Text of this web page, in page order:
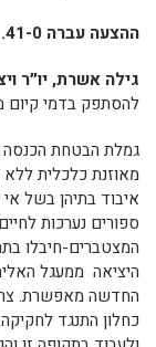
ההצעה עברה 41-0.
גילה אשרת, יו״ר
להסתפק בדמי קיום מינימליים
גמלת הבטחת הכנסה
מאוזנת כלכלית
איבוד בתיהן בשל
ספורים נערכות
המצטברים-חיבלו
היציאה ממעגל
החדשה מאפשרת. צר
כחלון התנגד